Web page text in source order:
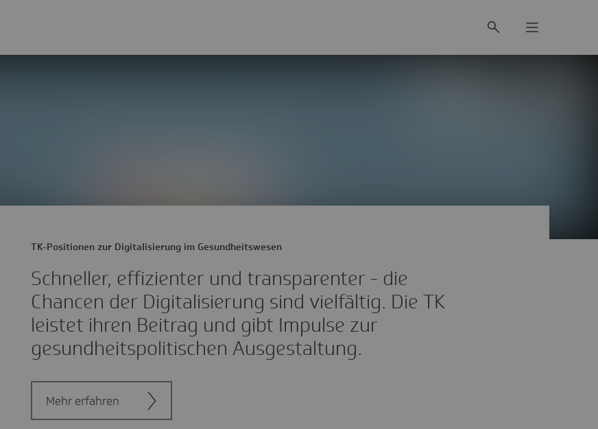
Schneller, effizienter und transparenter - die
Chancen der Digitalisierung sind vielfältig. Die TK
leistet ihren Beitrag und gibt Impulse zur
gesundheitspolitischen Ausgestaltung.
TK-Positionen zur Digitalisierung im Gesundheitswesen
Mehr erfahren